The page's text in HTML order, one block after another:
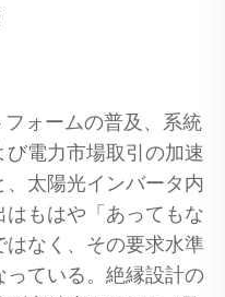
ォームの普及、系統
電力市場取引の加速
、太陽光インバータ内
もはや「あってもな
はなく、その要求水準
っている。絶縁設計の